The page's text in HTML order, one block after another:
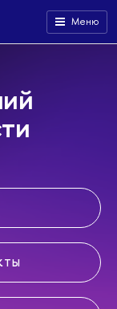
Меню